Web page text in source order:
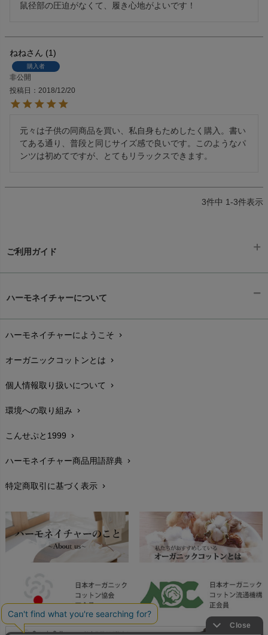
鼠径部の圧迫がなくて、履き心地がよいです！
ねね 1
購入者
非公開
投稿日
2018/12/20
元々は子供の同商品を買い、私自身もためしたく購入。書い
てある通り、普段と同じサイズ感で良いです。このようなパ
ンツは初めてですが、とてもリラックスできます。
3件中 1-3件表示
ご利用ガイド
配送と送料chevron_right
在庫状況と発送予定chevron_right
サイズ・寸法chevron_right
生地・素材chevron_right
お手入れについて
レビューを書こうchevron_right
返品交換chevron_right
FAXでのご注文
お問い合わせchevron_right
ハーモネイチャーについて
ハーモネイチャーにようこそ chevron_right
オーガニックコットンとは chevron_right
個人情報取り扱いについて chevron_right
環境への取り組み chevron_right
こんせぷと1999 chevron_right
ハーモネイチャー商品用語辞典 chevron_right
特定商取引に基づく表示 chevron_right